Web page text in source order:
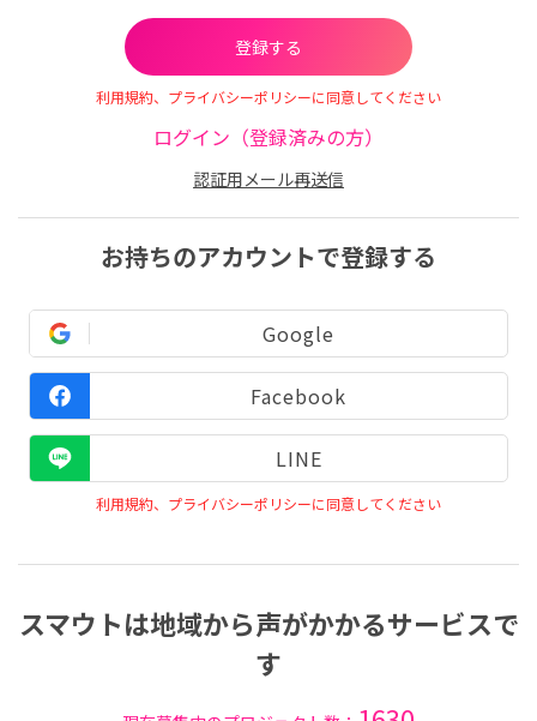
利用規約、プライバシーポリシーに同意してください
ログイン（登録済みの方）
認証用メール再送信
お持ちのアカウントで登録する
Google
Facebook
LINE
利用規約、プライバシーポリシーに同意してください
スマウトは地域から声がかかるサービスで
す